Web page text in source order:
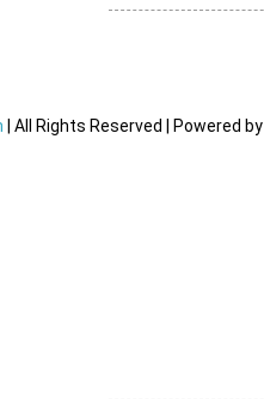
| All Rights Reserved | Powered by